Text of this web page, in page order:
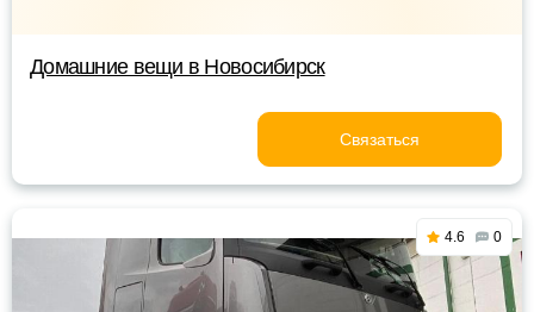
Домашние вещи в Новосибирск
Связаться
4.6 0